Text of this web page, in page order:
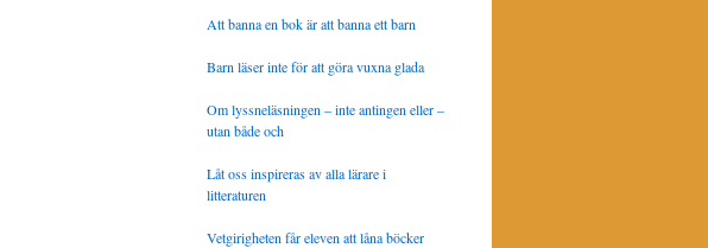
Att banna en bok är att banna ett barn
Barn läser inte för att göra vuxna glada
Om lyssneläsningen – inte antingen eller –
utan både och
Låt oss inspireras av alla lärare i
litteraturen
Vetgirigheten får eleven att låna böcker